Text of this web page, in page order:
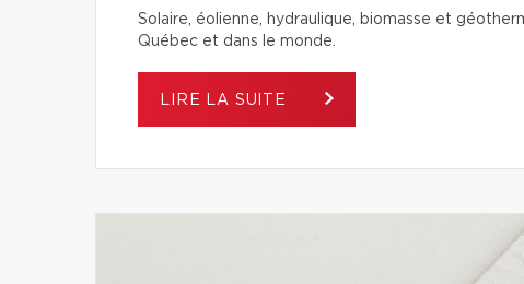
Solaire, éolienne, hydraulique, biomasse et
Québec et dans le monde.
LIRE LA SUITE